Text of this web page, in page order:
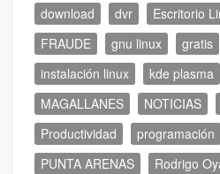
download
dvr Escritorio
FRAUDE
gnu linux gratis
instalación linux
kde plasma
MAGALLANES
NOTICIAS
Productividad
programación
PUNTA ARENAS
Rodrigo